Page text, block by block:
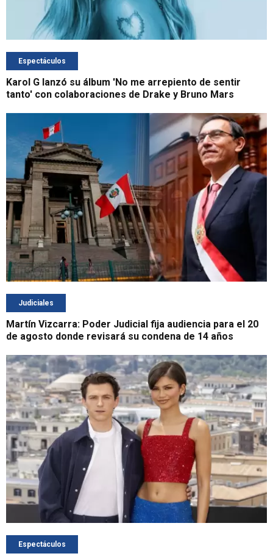
Espectáculos
Karol G lanzó su álbum 'No me arrepiento de sentir
tanto' con colaboraciones de Drake y Bruno Mars
Judiciales
Martín Vizcarra: Poder Judicial fija audiencia para el 20
de agosto donde revisará su condena de 14 años
Espectáculos